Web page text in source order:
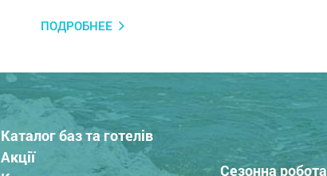
ПОДРОБНЕЕ
Каталог баз та готелів
Акції
Сезонна робота